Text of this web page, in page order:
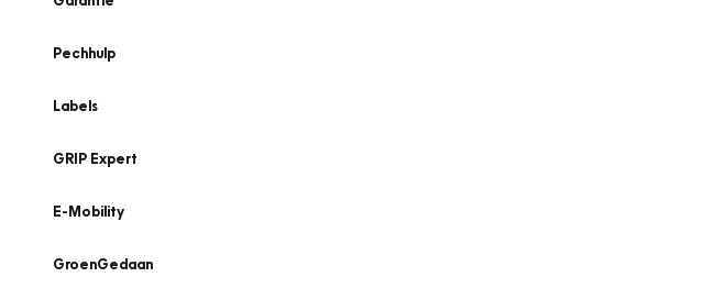
Pechhulp
Labels
GRIP Expert
E-Mobility
GroenGedaan